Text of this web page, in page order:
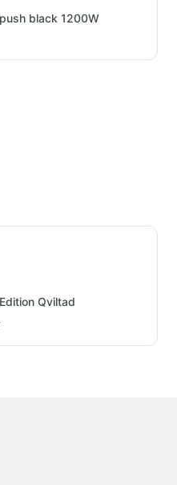
black 1200W
Qviltad